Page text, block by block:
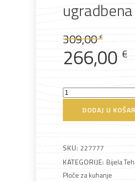
lakovi materijali
Metalna
ugradbena
309,00€
cijena
je:
266,00 €
cijena
BEKO
količina
DODAJ U
SKU: 227777
KATEGORIJE: Bijela
Ploče za kuhanje